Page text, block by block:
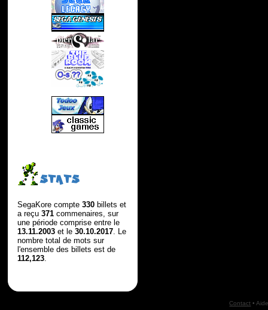
STATS
SegaKore compte 330billets et
a reçu 371commenaires, sur
une période comprise entre le
13.11.2003et le 30.10.2017. Le
nombre total de mots sur
l'ensemble des billets est de
112,123.
Contact •